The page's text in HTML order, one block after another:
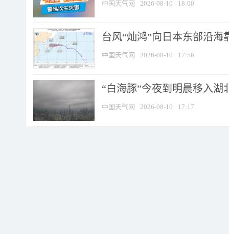
中国天气网 2026-08-10 18:00
台风“灿鸿”向日本东部沿海
中国天气网 2026-08-10 17:56
“白海豚”今夜到明晨移入湖
中国天气网 2026-08-10 17:17